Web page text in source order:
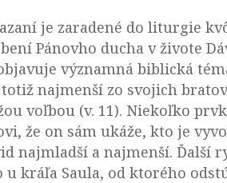
je zaradené do liturgie
Pánovho ducha v živote
významná biblická
najmenší zo svojich
voľbou (v. 11). Niekoľko
že on sám ukáže, kto je
najmladší a najmenší. Ďalší
kráľa Saula, od ktorého